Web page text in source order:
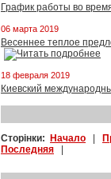
График работы во
06 марта 2019
Весеннее теплое
18 февраля 2019
Киевский
Сторінки: Начало
Последняя